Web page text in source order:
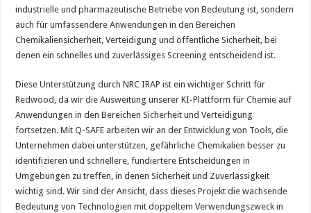
industrielle und pharmazeutische Betriebe von Bedeutung ist, sondern
auch für umfassendere Anwendungen in den Bereichen
Chemikaliensicherheit, Verteidigung und öffentliche Sicherheit, bei
denen ein schnelles und zuverlässiges Screening entscheidend ist.
Diese Unterstützung durch NRC IRAP ist ein wichtiger Schritt für
Redwood, da wir die Ausweitung unserer KI-Plattform für Chemie auf
Anwendungen in den Bereichen Sicherheit und Verteidigung
fortsetzen. Mit Q-SAFE arbeiten wir an der Entwicklung von Tools, die
Unternehmen dabei unterstützen, gefährliche Chemikalien besser zu
identifizieren und schnellere, fundiertere Entscheidungen in
Umgebungen zu treffen, in denen Sicherheit und Zuverlässigkeit
wichtig sind. Wir sind der Ansicht, dass dieses Projekt die wachsende
Bedeutung von Technologien mit doppeltem Verwendungszweck in